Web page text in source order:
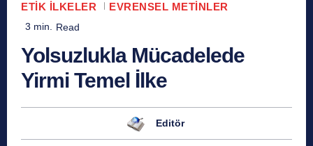
ETIK İLKELER EVRENSEL METINLER
3 min. Read
Yolsuzlukla Mücadelede
Yirmi Temel İlke
Editör